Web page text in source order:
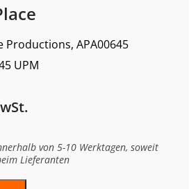
Productions, APA00645
UPM
von 5-10 Werktagen, soweit
Lieferanten